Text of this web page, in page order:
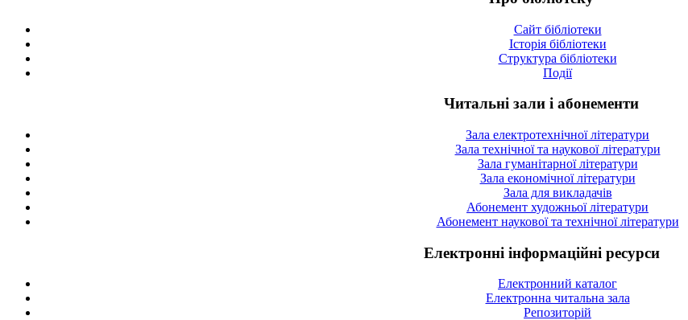
Сайт бібліотеки
Історія бібліотеки
Структура бібліотеки
Події
Читальні зали і абонементи
Зала електротехнічної літератури
Зала технічної та наукової літератури
Зала гуманітарної літератури
Зала економічної літератури
Зала для викладачів
Абонемент художньої літератури
Абонемент наукової та технічної літератури
Електронні інформаційні ресурси
Електронний каталог
Електронна читальна зала
Репозиторій